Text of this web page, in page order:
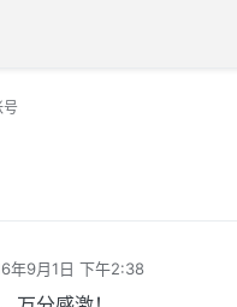
号
年9月1日 下午2:38
辑